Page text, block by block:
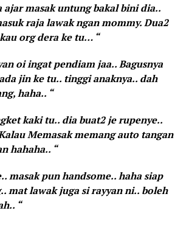
ajar masak untung bakal bini dia..
raja lawak ngan mommy. Dua2
org dera ke tu… “
oi ingat pendiam jaa.. Bagusnya
jin ke tu.. tinggi anaknya.. dah
haha.. “
kaki tu.. dia buat2 je rupenye..
Memasak memang auto tangan
hahaha.. “
masak pun handsome.. haha siap
mat lawak juga si rayyan ni.. boleh
“